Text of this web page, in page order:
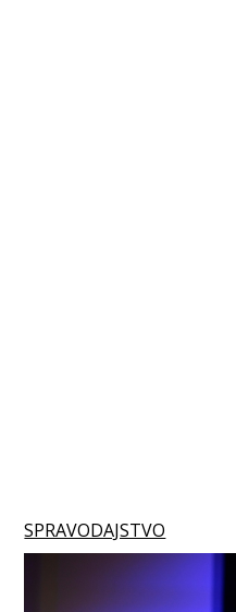
SPRAVODAJSTVO